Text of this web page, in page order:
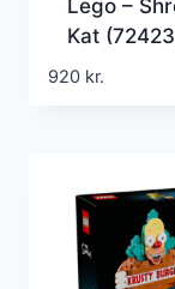
Lego –
Kat
920 kr.